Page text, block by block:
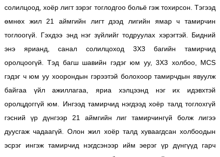
солилцоод, хоёр лигт зэрэг тоглодгоо больё гэж тохирсон. Тэгээд
өмнөх жил 21 аймгийн лигт дээд лигийн ямар ч тамирчин
тоглоогүй. Гэхдээ энд нэг зүйлийг тодруулах хэрэгтэй. Бидний
энэ ярианд, санал солилцоход 3Х3 багийн тамирчид
оролцоогүй. Тэд багш шавийн гэдэг юм уу, 3Х3 холбоо, MCS
гэдэг ч юм уу хоорондын гэрээтэй болохоор тамирчдын явуулж
байгаа үйл ажиллагаа, яриа хэлцээнд нэг их идэвхтэй
оролцдоггүй юм. Ингээд тамирчид нэгдээд хоёр талд тоглохгүй
гэсний үр дүнгээр 21 аймгийн лиг тамирчингүй болж лигээ
дуусгаж чадаагүй. Олон жил хоёр талд хуваагдсан холбоодын
эсрэг ингэж тамирчид нэгдсэнээр ийм эерэг үр дүнгүүд гарч